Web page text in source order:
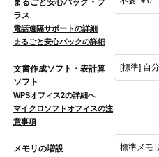
まるごと安心パック・プ
ラス
電話遠隔サポートの詳細
まるごと安心パックの詳細
文書作成ソフト・表計算
ソフト
WPSオフィス2の詳細へ
マイクロソフトオフィスの注
意事項
メモリの増設